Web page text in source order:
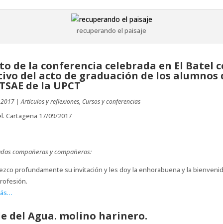
recuperando el paisaje
de la conferencia celebrada en El Batel
del acto de graduación de los alumnos
de la UPCT
|Artículos y reflexiones, Cursos y conferencias
Cartagena 17/09/2017
compañeras y compañeros:
profundamente su invitación y les doy la enhorabuena y la
del Agua. molino harinero.